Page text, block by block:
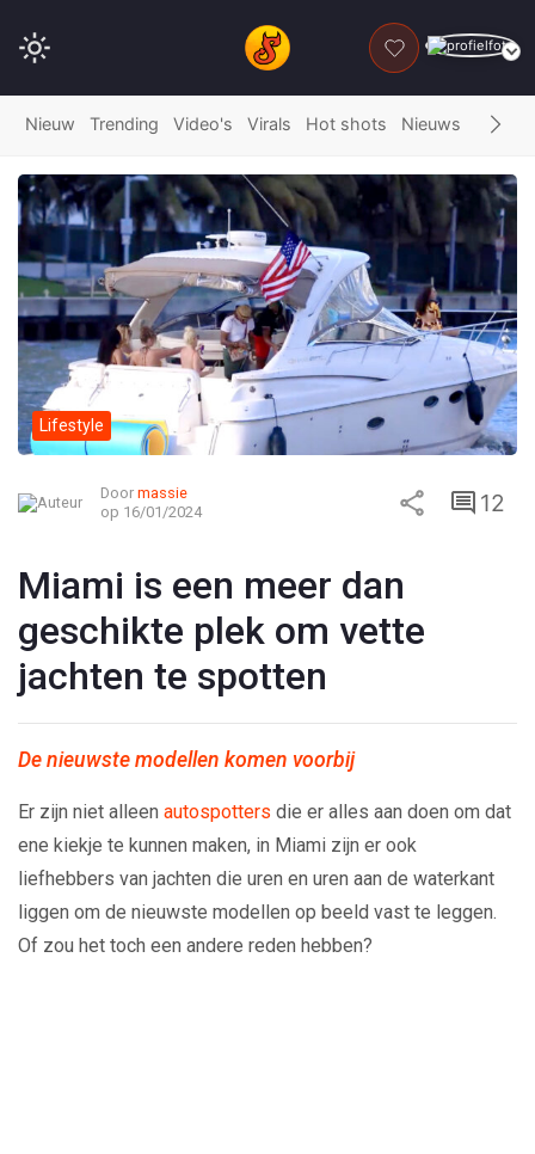
DONEER
Nieuw Trending Video's Virals Hot shots Nieuws Fails
Lifestyle
Door massie
op 16/01/2024
12
Miami is een meer dan
geschikte plek om vette
jachten te spotten
De nieuwste modellen komen voorbij
Er zijn niet alleen autospotters die er alles aan doen om dat
ene kiekje te kunnen maken, in Miami zijn er ook
liefhebbers van jachten die uren en uren aan de waterkant
liggen om de nieuwste modellen op beeld vast te leggen.
Of zou het toch een andere reden hebben?